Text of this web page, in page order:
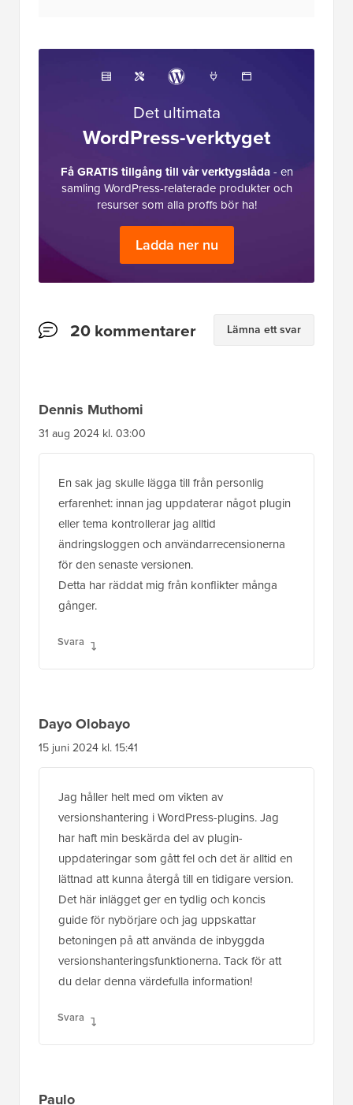
Det ultimata
WordPress-verktyget
Få GRATIS tillgång till vår verktygslåda- en
samling WordPress-relaterade produkter och
resurser som alla proffs bör ha!
Ladda ner nu
Läsarnas20 kommentarer Lämna ett svar
Dennis Muthomi
31 aug 2024 kl. 03:00
En sak jag skulle lägga till från personlig
erfarenhet: innan jag uppdaterar något plugin
eller tema kontrollerar jag alltid
ändringsloggen och användarrecensionerna
för den senaste versionen.
Detta har räddat mig från konflikter många
gånger.
Svara
Dayo Olobayo
15 juni 2024 kl. 15:41
Jag håller helt med om vikten av
versionshantering i WordPress-plugins. Jag
har haft min beskärda del av plugin-
uppdateringar som gått fel och det är alltid en
lättnad att kunna återgå till en tidigare version.
Det här inlägget ger en tydlig och koncis
guide för nybörjare och jag uppskattar
betoningen på att använda de inbyggda
versionshanteringsfunktionerna. Tack för att
du delar denna värdefulla information!
Svara
Paulo